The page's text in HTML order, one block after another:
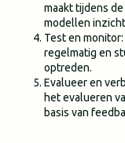
maakt tijdens
modellen
Test en
regelmatig en
optreden.
Evalueer en
het evalueren
basis van